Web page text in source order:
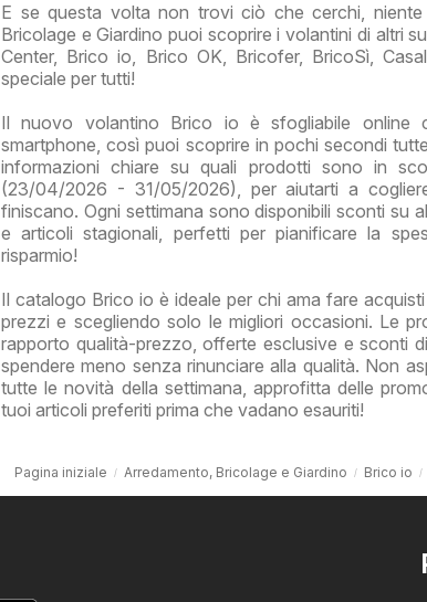
E se questa volta non trovi ciò che cerchi, niente
Bricolage e Giardino puoi scoprire i volantini di altri
Center, Brico io, Brico OK, Bricofer, BricoSì,
speciale per tutti!
Il nuovo volantino Brico io è sfogliabile online
smartphone, così puoi scoprire in pochi secondi
informazioni chiare su quali prodotti sono in
(23/04/2026 - 31/05/2026), per aiutarti a
finiscano. Ogni settimana sono disponibili sconti su
e articoli stagionali, perfetti per pianificare la
risparmio!
Il catalogo Brico io è ideale per chi ama fare
prezzi e scegliendo solo le migliori occasioni. Le
rapporto qualità-prezzo, offerte esclusive e sconti
spendere meno senza rinunciare alla qualità. Non
tutte le novità della settimana, approfitta delle
tuoi articoli preferiti prima che vadano esauriti!
Pagina iniziale Arredamento, Bricolage e Giardino Brico io